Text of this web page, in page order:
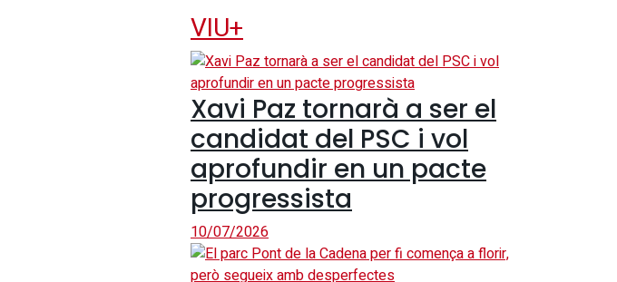
VIU+
Xavi Paz tornarà a ser el
candidat del PSC i vol
aprofundir en un pacte
progressista
10/07/2026